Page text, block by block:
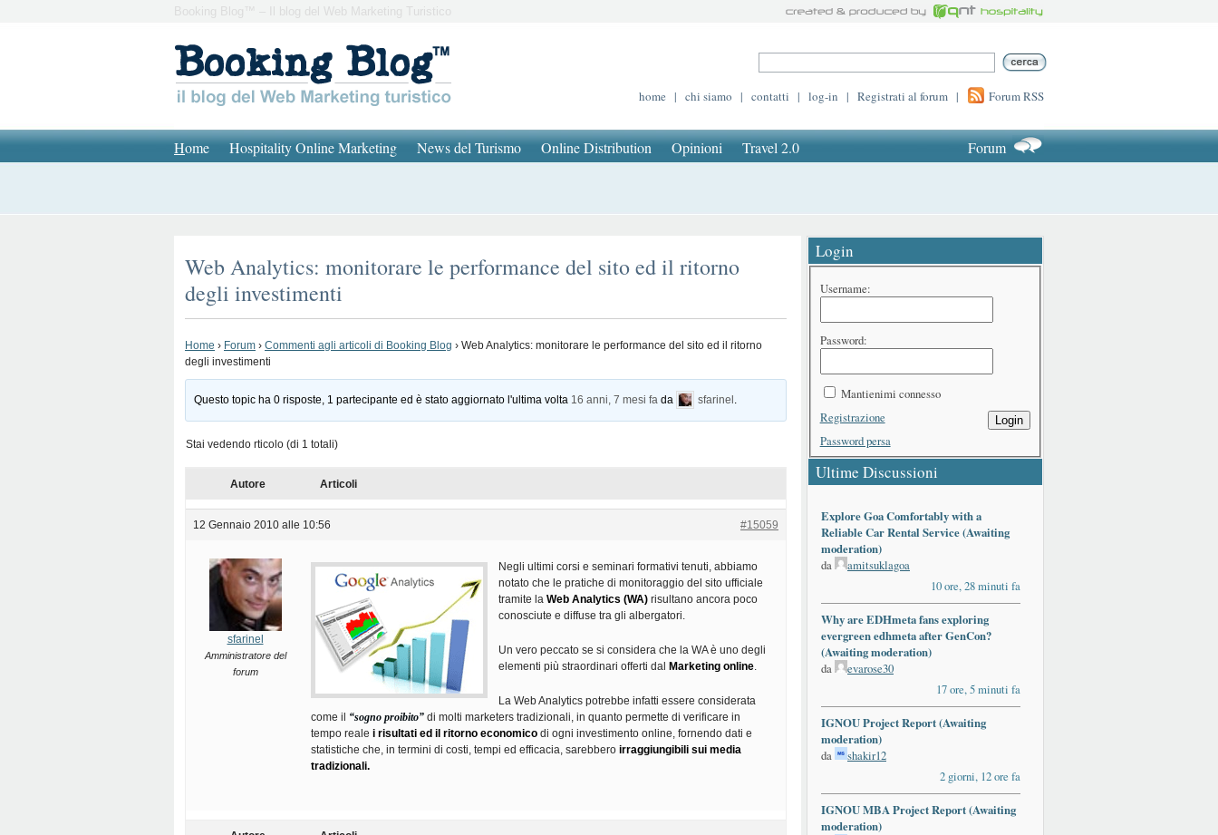
Booking Blog™ – Il blog del Web Marketing Turistico
home | chi siamo | contatti | log-in | Registrati al forum | Forum RSS
Home Hospitality Online Marketing News del Turismo Online Distribution Opinioni Travel 2.0 Forum
Web Analytics: monitorare le performance del sito ed il ritorno
degli investimenti
Home › Forum › Commenti agli articoli di Booking Blog › Web Analytics: monitorare le performance del sito ed il ritorno
degli investimenti
Questo topic ha 0 risposte, 1 partecipante ed è stato aggiornato l'ultima volta 16 anni, 7 mesi fa da sfarinel
Stai vedendo rticolo (di 1 totali)
Autore Articoli
12 Gennaio 2010 alle 10:56 #15059
sfarinel
Amministratore del
forum
Negli ultimi corsi e seminari formativi tenuti, abbiamo
notato che le pratiche di monitoraggio del sito ufficiale
tramite la Web Analytics (WA) risultano ancora poco
conosciute e diffuse tra gli albergatori.
Un vero peccato se si considera che la WA è uno degli
elementi più straordinari offerti dal Marketing online.
La Web Analytics potrebbe infatti essere considerata
come il “sogno proibito” di molti marketers tradizionali, in quanto permette di verificare in
tempo reale i risultati ed il ritorno economico di ogni investimento online, fornendo dati e
statistiche che, in termini di costi, tempi ed efficacia, sarebbero irraggiungibili sui media
tradizionali.
Login
Username:
Password:
Mantienimi connesso
Login
Registrazione
Password persa
Ultime Discussioni
Explore Goa Comfortably with a
Reliable Car Rental Service (Awaiting
moderation)
da
amitsuklagoa
10 ore, 28 minuti fa
Why are EDHmeta fans exploring
evergreen edhmeta after GenCon?
(Awaiting moderation)
da
evarose30
17 ore, 5 minuti fa
IGNOU Project Report (Awaiting
moderation)
da
shakir12
2 giorni, 12 ore fa
IGNOU MBA Project Report (Awaiting
moderation)